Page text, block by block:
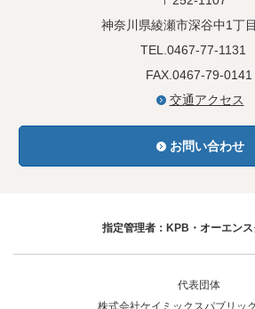
神奈川県綾瀬市深谷中1丁
TEL.0467-77-1131
FAX.0467-79-0141
交通アクセス
お問い合わせ
指定管理者：KPB・オーエン
代表団体
株式会社ケイミックスパブリッ